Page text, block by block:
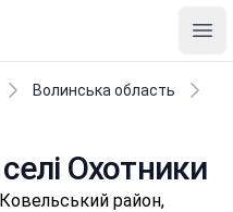
Волинська область
Охотники
район,